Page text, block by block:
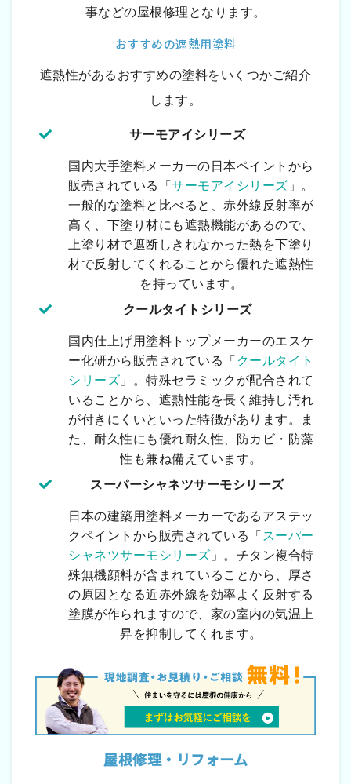
事などの屋根修理となります。
おすすめの遮熱用塗料
遮熱性があるおすすめの塗料をいくつかご紹介
します。
サーモアイシリーズ
国内大手塗料メーカーの日本ペイントから
販売されている「サーモアイシリーズ 」。
一般的な塗料と比べると、赤外線反射率が
高く、下塗り材にも遮熱機能があるので、
上塗り材で遮断しきれなかった熱を下塗り
材で反射してくれることから優れた遮熱性
を持っています。
クールタイトシリーズ
国内仕上げ用塗料トップメーカーのエスケ
ー化研から販売されている「 クールタイト
シリーズ 」。特殊セラミックが配合されて
いることから、遮熱性能を長く維持し汚れ
が付きにくいといった特徴があります。ま
た、耐久性にも優れ耐久性、防カビ・防藻
性も兼ね備えています。
スーパーシャネツサーモシリーズ
日本の建築用塗料メーカーであるアステッ
クペイントから販売されている「 スーパー
シャネツサーモシリーズ 」。チタン複合特
殊無機顔料が含まれていることから、厚さ
の原因となる近赤外線を効率よく反射する
塗膜が作られますので、家の室内の気温上
昇を抑制してくれます。
屋根修理・リフォーム